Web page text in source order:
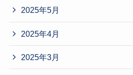
2025年5月
2025年4月
2025年3月